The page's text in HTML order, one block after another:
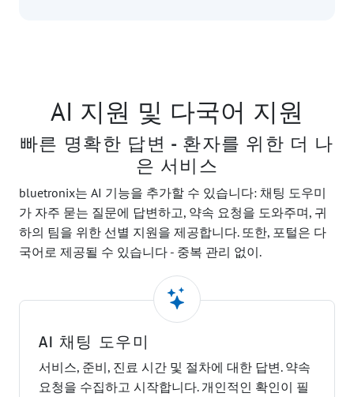
AI 지원 및 다국어 지원
빠른 명확한 답변 - 환자를 위한 더 나
은 서비스
bluetronix는 AI 기능을 추가할 수 있습니다: 채팅 도우미
가 자주 묻는 질문에 답변하고, 약속 요청을 도와주며, 귀
하의 팀을 위한 선별 지원을 제공합니다. 또한, 포털은 다
국어로 제공될 수 있습니다 - 중복 관리 없이.
AI 채팅 도우미
서비스, 준비, 진료 시간 및 절차에 대한 답변. 약속
요청을 수집하고 시작합니다. 개인적인 확인이 필